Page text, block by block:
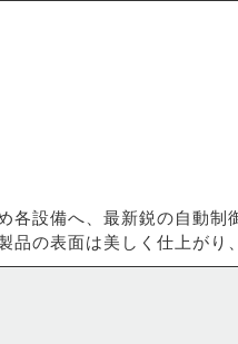
各設備へ、最新鋭の自動
品の表面は美しく仕上が